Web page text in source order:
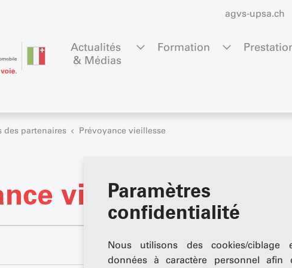
confidentialité
Nous utilisons des cookies/ciblage
données à caractère personnel afin
agvs-upsa.ch
Actualités
& Médias
Formation
des partenaires Prévoyance vieillesse
vieillesse